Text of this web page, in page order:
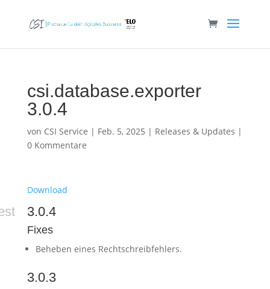
csi.database.exporter
3.0.4
von CSI Service | Feb. 5, 2025 | Releases & Updates |
0 Kommentare
Download
3.0.4
Fixes
Beheben eines Rechtschreibfehlers.
3.0.3